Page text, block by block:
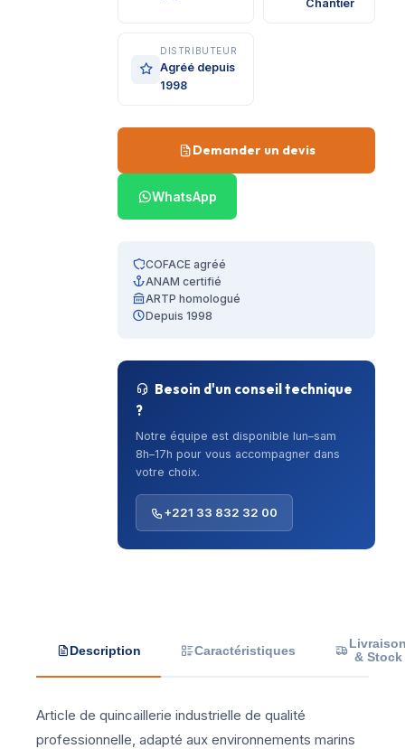
Chantier
DISTRIBUTEUR
Agréé depuis
1998
Demander un devis
WhatsApp
COFACE agréé
ANAM certifié
ARTP homologué
Depuis 1998
Besoin d'un conseil technique
?
Notre équipe est disponible lun–sam
8h–17h pour vous accompagner dans
votre choix.
+221 33 832 32 00
Description Caractéristiques
& Stock
Article de quincaillerie industrielle de qualité
professionnelle, adapté aux environnements marins